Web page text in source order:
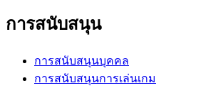
การสนับสนุน
การสนับสนุนบุคคล
การสนับสนุนการเล่นเกม